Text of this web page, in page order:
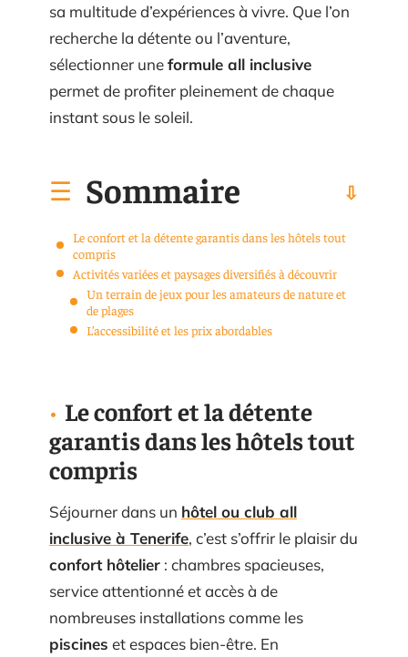
sa multitude d’expériences à vivre. Que l’on
recherche la détente ou l’aventure,
sélectionner uneformule all inclusive
permet de profiter pleinement de chaque
instant sous le soleil.
Sommaire
Le confort et la détente garantis dans les hôtels tout
compris
Activités variées et paysages diversifiés à découvrir
Un terrain de jeux pour les amateurs de nature et
de plages
L’accessibilité et les prix abordables
Le confort et la détente
garantis dans les hôtels tout
compris
Séjourner dans un hôtel ou club all
inclusive à Tenerife, c’est s’offrir le plaisir du
confort hôtelier : chambres spacieuses,
service attentionné et accès à de
nombreuses installations comme les
piscines et espaces bien-être. En